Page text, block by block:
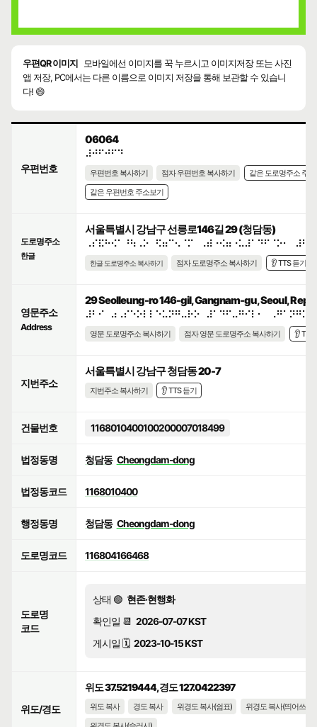
우편QR 이미지
모바일에선 이미지를 꾹 누르시고 이미지저장 또는 사진
앱 저장, PC에서는 다른 이름으로 이미지 저장을 통해 보관할 수 있습니
다! 😄
우편번호
06064
⠼⠚⠋⠚⠋⠙
우편번호 복사하기 점자 우편번호 복사하기
같은 도로명주소 주
같은 우편번호 주소보기
도로명주소
한글
서울특별시 강남구 선릉로146길 29 (청담동)
⠠⠎⠯⠓⠪⠁⠘⠳⠠⠕⠀⠫⠶⠉⠢⠈⠍⠀⠠⠾⠐⠪⠶⠐⠥⠼⠁⠙⠋⠈⠕⠂⠀⠼⠃⠊
한글 도로명주소 복사하기 점자 도로명주소 복사하기 👂 TTS 듣기
영문주소
Address
29 Seolleung-ro 146-gil, Gangnam-gu, Seoul,
영문 도로명주소 복사하기 점자 영문 도로명주소 복사하기 👂 TTS
지번주소
서울특별시 강남구 청담동 20-7
지번주소 복사하기 👂 TTS 듣기
건물번호 1168010400100200007018499
법정동명 청담동 Cheongdam-dong
법정동코드 1168010400
행정동명 청담동 Cheongdam-dong
도로명코드 116804166468
도로명
코드
상태 🟢 현존·현행화
확인일 📆 2026-07-07 KST
게시일 🗓️ 2023-10-15 KST
위도/경도
위도 37.5219444, 경도 127.0422397
위도 복사 경도 복사 위경도 복사(쉼표)
위경도 복사(띄어쓰기)